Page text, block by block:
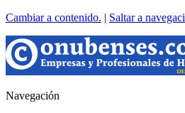
Cambiar a contenido. | Saltar a
Navegación